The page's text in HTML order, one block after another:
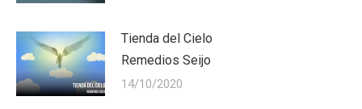
Tienda del Cielo
Remedios Seijo
14/10/2020